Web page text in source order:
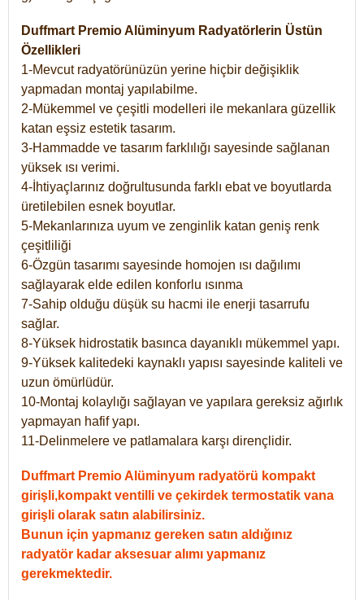
Duffmart Premio Alüminyum Radyatörlerin Üstün
Özellikleri
1-Mevcut radyatörünüzün yerine hiçbir değişiklik
yapmadan montaj yapılabilme.
2-Mükemmel ve çeşitli modelleri ile mekanlara güzellik
katan eşsiz estetik tasarım.
3-Hammadde ve tasarım farklılığı sayesinde sağlanan
yüksek ısı verimi.
4-İhtiyaçlarınız doğrultusunda farklı ebat ve boyutlarda
üretilebilen esnek boyutlar.
5-Mekanlarınıza uyum ve zenginlik katan geniş renk
çeşitliliği
6-Özgün tasarımı sayesinde homojen ısı dağılımı
sağlayarak elde edilen konforlu ısınma
7-Sahip olduğu düşük su hacmi ile enerji tasarrufu
sağlar.
8-Yüksek hidrostatik basınca dayanıklı mükemmel yapı.
9-Yüksek kalitedeki kaynaklı yapısı sayesinde kaliteli ve
uzun ömürlüdür.
10-Montaj kolaylığı sağlayan ve yapılara gereksiz ağırlık
yapmayan hafif yapı.
11-Delinmelere ve patlamalara karşı dirençlidir.
Duffmart Premio Alüminyum radyatörü kompakt
girişli,kompakt ventilli ve çekirdek termostatik vana
girişli olarak satın alabilirsiniz.
Bunun için yapmanız gereken satın aldığınız
radyatör kadar aksesuar alımı yapmanız
gerekmektedir.